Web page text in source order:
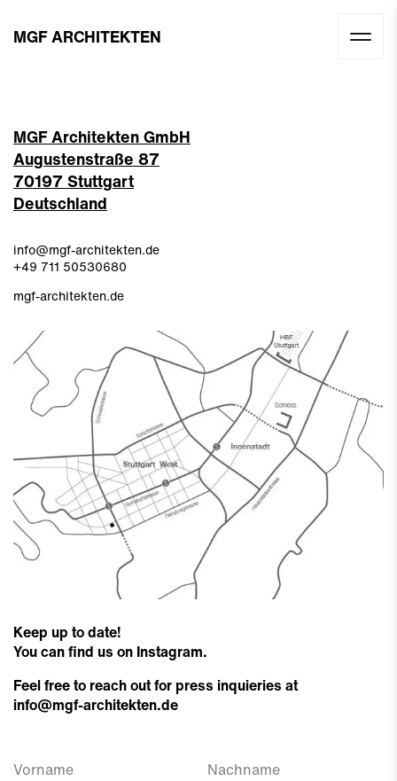
MGF ARCHITEKTEN
MGF Architekten GmbH
Augustenstraße 87
70197 Stuttgart
Deutschland
info@mgf-architekten.de
+49 711 50530680
mgf-architekten.de
Keep up to date!
You can find us on Instagram.
Feel free to reach out for press inquieries at
info@mgf-architekten.de
Vorname Nachname